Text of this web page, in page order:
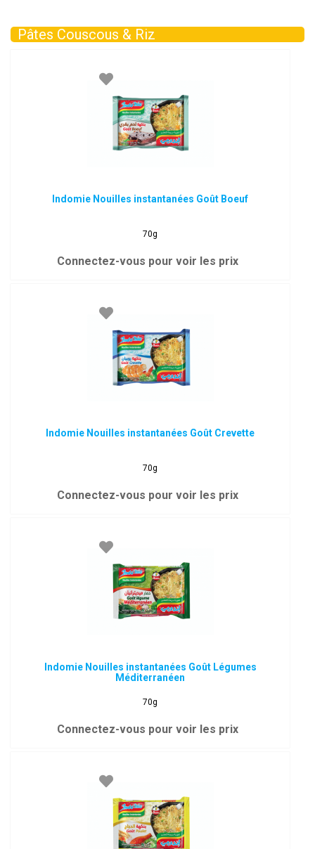
Pâtes Couscous & Riz
Indomie Nouilles instantanées Goût Boeuf
70g
Connectez-vous pour voir les prix
Indomie Nouilles instantanées Goût Crevette
70g
Connectez-vous pour voir les prix
Indomie Nouilles instantanées Goût Légumes
Méditerranéen
70g
Connectez-vous pour voir les prix